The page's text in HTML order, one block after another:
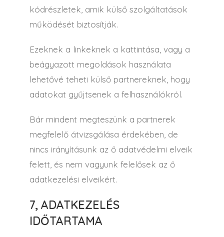
kódrészletek, amik külső szolgáltatások
működését biztosítják.
Ezeknek a linkeknek a kattintása, vagy a
beágyazott megoldások használata
lehetővé teheti külső partnereknek, hogy
adatokat gyűjtsenek a felhasználókról.
Bár mindent megteszünk a partnerek
megfelelő átvizsgálása érdekében, de
nincs irányításunk az ő adatvédelmi elveik
felett, és nem vagyunk felelősek az ő
adatkezelési elveikért.
7, ADATKEZELÉS
IDŐTARTAMA